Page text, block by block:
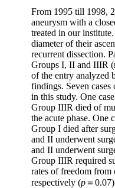
From 1995 till 1998,
aneurysm with a
treated in our
diameter of their
recurrent dissection.
Groups I, II and IIIR
of the entry analyzed
findings. Seven
in this study. One
Group IIIR died of
the acute phase. One
Group I died after
and II underwent
and II underwent
Group IIIR required
rates of freedom from
respectively (p ＝